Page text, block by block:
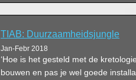
TIAB: Duurzaamheidsjungle
Jan-Febr 2018
‘Hoe is het gesteld met de
bouwen en pas je wel goede